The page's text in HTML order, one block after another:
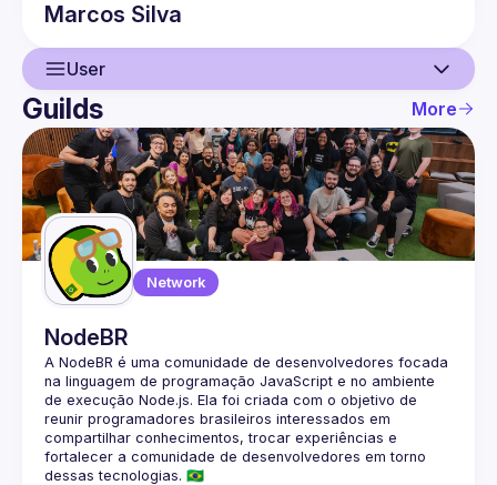
Marcos Silva
User
User
Events
Guilds
Guilds More
Network
NodeBR
A NodeBR é uma comunidade de desenvolvedores focada
na linguagem de programação JavaScript e no ambiente
de execução Node.js. Ela foi criada com o objetivo de
reunir programadores brasileiros interessados em
compartilhar conhecimentos, trocar experiências e
fortalecer a comunidade de desenvolvedores em torno